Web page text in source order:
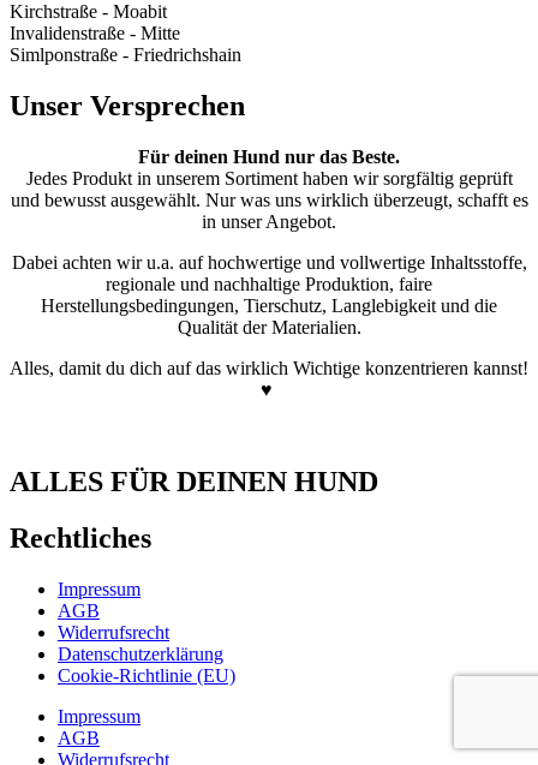
Kirchstraße - Moabit
Invalidenstraße - Mitte
Simlponstraße - Friedrichshain
Unser Versprechen
Für deinen Hund nur das Beste.
Jedes Produkt in unserem Sortiment haben wir sorgfältig geprüft
und bewusst ausgewählt. Nur was uns wirklich überzeugt, schafft es
in unser Angebot.
Dabei achten wir u.a. auf hochwertige und vollwertige Inhaltsstoffe,
regionale und nachhaltige Produktion, faire
Herstellungsbedingungen, Tierschutz, Langlebigkeit und die
Qualität der Materialien.
Alles, damit du dich auf das wirklich Wichtige konzentrieren kannst!
♥
ALLES FÜR DEINEN HUND
Rechtliches
Impressum
AGB
Widerrufsrecht
Datenschutzerklärung
Cookie-Richtlinie (EU)
Impressum
AGB
Widerrufsrecht